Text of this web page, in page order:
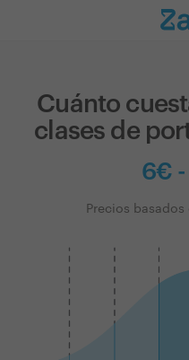
Cuánto
clases de
6€
Precios